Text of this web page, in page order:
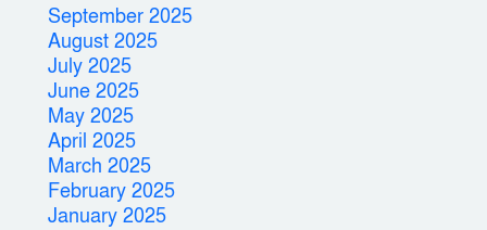
September 2025
August 2025
July 2025
June 2025
May 2025
April 2025
March 2025
February 2025
January 2025